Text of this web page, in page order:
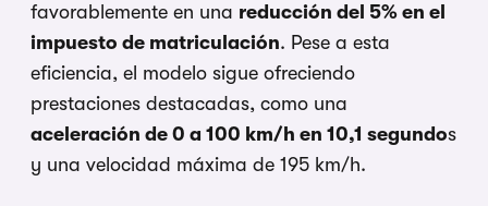
favorablemente en una reducción del 5% en el
impuesto de matriculación. Pese a esta
eficiencia, el modelo sigue ofreciendo
prestaciones destacadas, como una
aceleración de 0 a 100 km/h en 10,1 segundos
y una velocidad máxima de 195 km/h.